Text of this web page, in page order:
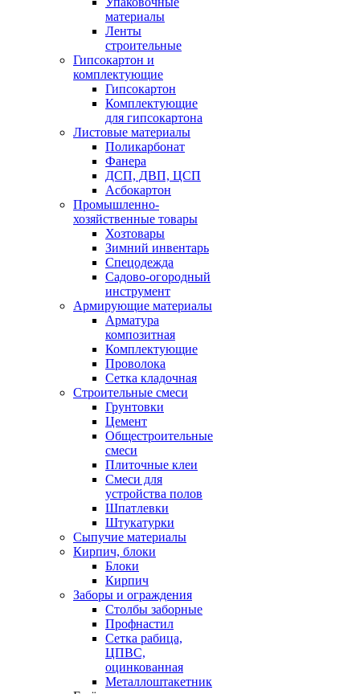
материалы
Ленты
строительные
Гипсокартон и
комплектующие
Гипсокартон
Комплектующие
для гипсокартона
Листовые материалы
Поликарбонат
Фанера
ДСП, ДВП, ЦСП
Асбокартон
Промышленно-
хозяйственные товары
Хозтовары
Зимний инвентарь
Спецодежда
Садово-огородный
инструмент
Армирующие материалы
Арматура
композитная
Комплектующие
Проволока
Сетка кладочная
Строительные смеси
Грунтовки
Цемент
Общестроительные
смеси
Плиточные клеи
Смеси для
устройства полов
Шпатлевки
Штукатурки
Сыпучие материалы
Кирпич, блоки
Блоки
Кирпич
Заборы и ограждения
Столбы заборные
Профнастил
Сетка рабица,
ЦПВС,
оцинкованная
Металлоштакетник